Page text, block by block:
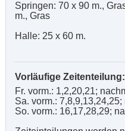
Springen: 70 x 90 m.,
m., Gras
Halle: 25 x 60 m.
Vorläufige Zeitenteilung:
Fr. vorm.: 1,2,20,21;
Sa. vorm.:
So. vorm.: 16,17,28,29;